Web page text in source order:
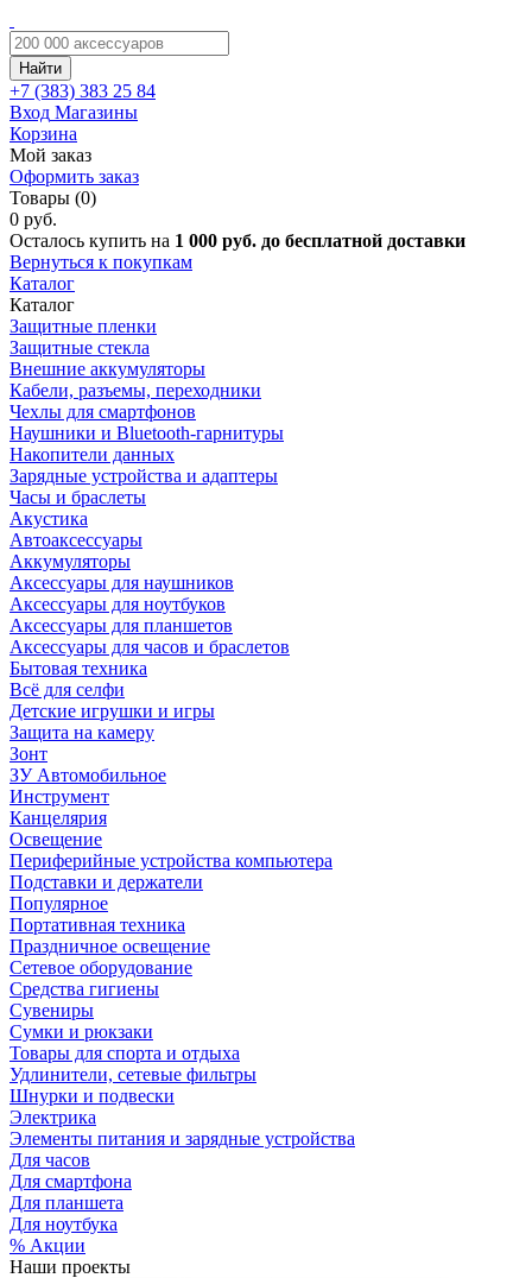
Найти
+7 (383) 383 25 84
Вход Магазины
Корзина
Мой заказ
Оформить заказ
Товары (0)
0 руб.
Осталось купить на 1 000 руб. до бесплатной доставки
Вернуться к покупкам
Каталог
Каталог
Защитные пленки
Защитные стекла
Внешние аккумуляторы
Кабели, разъемы, переходники
Чехлы для смартфонов
Наушники и Bluetooth-гарнитуры
Накопители данных
Зарядные устройства и адаптеры
Часы и браслеты
Акустика
Автоаксессуары
Аккумуляторы
Аксессуары для наушников
Аксессуары для ноутбуков
Аксессуары для планшетов
Аксессуары для часов и браслетов
Бытовая техника
Всё для селфи
Детские игрушки и игры
Защита на камеру
Зонт
ЗУ Автомобильное
Инструмент
Канцелярия
Освещение
Периферийные устройства компьютера
Подставки и держатели
Популярное
Портативная техника
Праздничное освещение
Сетевое оборудование
Средства гигиены
Сувениры
Сумки и рюкзаки
Товары для спорта и отдыха
Удлинители, сетевые фильтры
Шнурки и подвески
Электрика
Элементы питания и зарядные устройства
Для часов
Для смартфона
Для планшета
Для ноутбука
% Акции
Наши проекты